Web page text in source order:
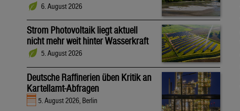
6. August 2026
Strom Photovoltaik liegt aktuell
nicht mehr weit hinter Wasserkraft
5. August 2026
Deutsche Raffinerien üben Kritik an
Kartellamt-Abfragen
5. August 2026, Berlin